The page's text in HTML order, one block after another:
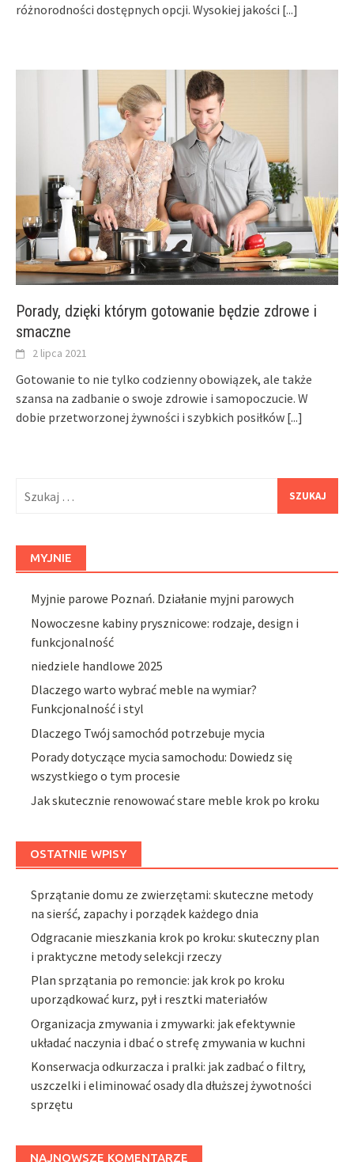
różnorodności dostępnych opcji. Wysokiej jakości [...]
Porady, dzięki którym gotowanie będzie zdrowe i
smaczne
2 lipca 2021
Gotowanie to nie tylko codzienny obowiązek, ale także
szansa na zadbanie o swoje zdrowie i samopoczucie. W
dobie przetworzonej żywności i szybkich posiłków [...]
MYJNIE
Myjnie parowe Poznań. Działanie myjni parowych
Nowoczesne kabiny prysznicowe: rodzaje, design i
funkcjonalność
niedziele handlowe 2025
Dlaczego warto wybrać meble na wymiar?
Funkcjonalność i styl
Dlaczego Twój samochód potrzebuje mycia
Porady dotyczące mycia samochodu: Dowiedz się
wszystkiego o tym procesie
Jak skutecznie renowować stare meble krok po kroku
OSTATNIE WPISY
Sprzątanie domu ze zwierzętami: skuteczne metody
na sierść, zapachy i porządek każdego dnia
Odgracanie mieszkania krok po kroku: skuteczny plan
i praktyczne metody selekcji rzeczy
Plan sprzątania po remoncie: jak krok po kroku
uporządkować kurz, pył i resztki materiałów
Organizacja zmywania i zmywarki: jak efektywnie
układać naczynia i dbać o strefę zmywania w kuchni
Konserwacja odkurzacza i pralki: jak zadbać o filtry,
uszczelki i eliminować osady dla dłuższej żywotności
sprzętu
NAJNOWSZE KOMENTARZE